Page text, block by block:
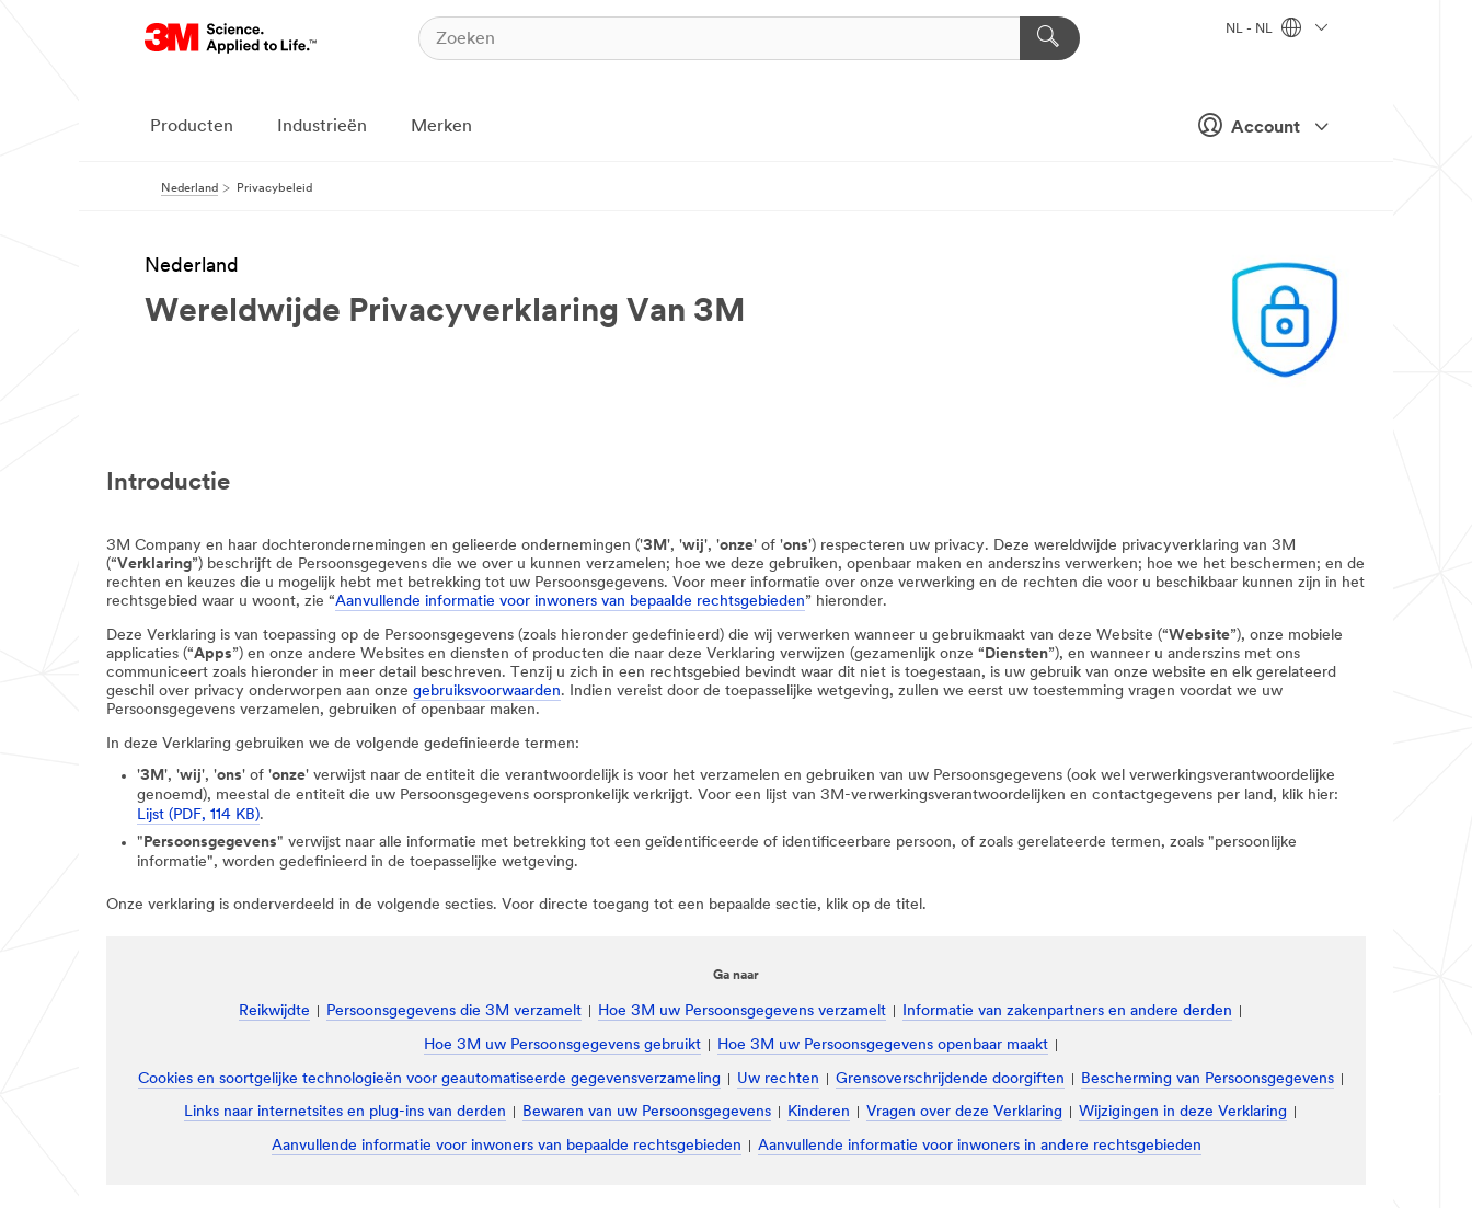
Account
NL - NL
Producten Industrieën Merken
Nederland Privacybeleid
Nederland
Wereldwijde Privacyverklaring Van 3M
Introductie
3M Company en haar dochterondernemingen en gelieerde ondernemingen ('3M', 'wij', 'onze' of 'ons') respecteren uw privacy. Deze wereldwijde privacyverklaring van 3M
(“Verklaring”) beschrijft de Persoonsgegevens die we over u kunnen verzamelen; hoe we deze gebruiken, openbaar maken en anderszins verwerken; hoe we het beschermen; en de
rechten en keuzes die u mogelijk hebt met betrekking tot uw Persoonsgegevens. Voor meer informatie over onze verwerking en de rechten die voor u beschikbaar kunnen zijn in het
rechtsgebied waar u woont, zie “Aanvullende informatie voor inwoners van bepaalde rechtsgebieden” hieronder.
Deze Verklaring is van toepassing op de Persoonsgegevens (zoals hieronder gedefinieerd) die wij verwerken wanneer u gebruikmaakt van deze Website (“Website”), onze mobiele
applicaties (“Apps”) en onze andere Websites en diensten of producten die naar deze Verklaring verwijzen (gezamenlijk onze “ Diensten”), en wanneer u anderszins met ons
communiceert zoals hieronder in meer detail beschreven. Tenzij u zich in een rechtsgebied bevindt waar dit niet is toegestaan, is uw gebruik van onze website en elk gerelateerd
geschil over privacy onderworpen aan onze gebruiksvoorwaarden. Indien vereist door de toepasselijke wetgeving, zullen we eerst uw toestemming vragen voordat we uw
Persoonsgegevens verzamelen, gebruiken of openbaar maken.
In deze Verklaring gebruiken we de volgende gedefinieerde termen:
'3M', 'wij', 'ons' of 'onze' verwijst naar de entiteit die verantwoordelijk is voor het verzamelen en gebruiken van uw Persoonsgegevens (ook wel verwerkingsverantwoordelijke
genoemd), meestal de entiteit die uw Persoonsgegevens oorspronkelijk verkrijgt. Voor een lijst van 3M-verwerkingsverantwoordelijken en contactgegevens per land, klik hier:
Lijst (PDF, 114 KB).
" Persoonsgegevens" verwijst naar alle informatie met betrekking tot een geïdentificeerde of identificeerbare persoon, of zoals gerelateerde termen, zoals "persoonlijke
informatie", worden gedefinieerd in de toepasselijke wetgeving.
Onze verklaring is onderverdeeld in de volgende secties. Voor directe toegang tot een bepaalde sectie, klik op de titel.
Ga naar
Reikwijdte Persoonsgegevens die 3M verzamelt Hoe 3M uw Persoonsgegevens verzamelt Informatie van zakenpartners en andere derden
Hoe 3M uw Persoonsgegevens gebruikt Hoe 3M uw Persoonsgegevens openbaar maakt
Cookies en soortgelijke technologieën voor geautomatiseerde gegevensverzameling Uw rechten Grensoverschrijdende doorgiften Bescherming van Persoonsgegevens
Links naar internetsites en plug-ins van derden Bewaren van uw Persoonsgegevens Kinderen Vragen over deze Verklaring Wijzigingen in deze Verklaring
Aanvullende informatie voor inwoners van bepaalde rechtsgebieden Aanvullende informatie voor inwoners in andere rechtsgebieden